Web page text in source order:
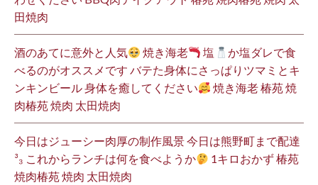
田焼肉
酒のあてに意外と人気 焼き海老 塩
か塩ダレで食
べるのがオススメです バテた身体にさっぱりツマミとキ
ンキンビール 身体を癒してください
焼き海老 椿苑 焼
肉椿苑 焼肉 太田焼肉
今日はジューシー肉厚の制作風景 今日は熊野町まで配達
³₃ これからランチは何を食べようか
1キロおかず 椿苑
焼肉椿苑 焼肉 太田焼肉